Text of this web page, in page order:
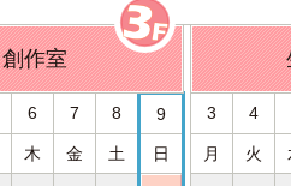
創作室
6 7 8 9 3 4
木 金 土 日 月 火